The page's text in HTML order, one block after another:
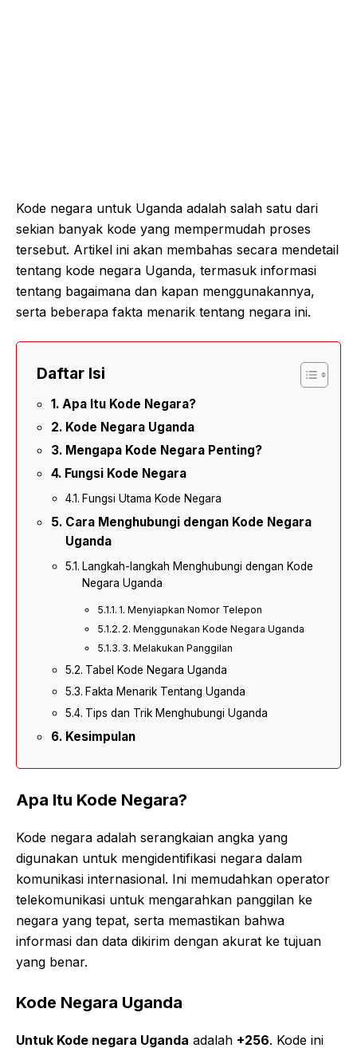
Kode negara untuk Uganda adalah salah satu dari
sekian banyak kode yang mempermudah proses
tersebut. Artikel ini akan membahas secara mendetail
tentang kode negara Uganda, termasuk informasi
tentang bagaimana dan kapan menggunakannya,
serta beberapa fakta menarik tentang negara ini.
Daftar Isi
Apa Itu Kode Negara?
Kode Negara Uganda
Mengapa Kode Negara Penting?
Fungsi Kode Negara
Fungsi Utama Kode Negara
Cara Menghubungi dengan Kode Negara
Uganda
Langkah-langkah Menghubungi dengan Kode
Negara Uganda
1. Menyiapkan Nomor Telepon
2. Menggunakan Kode Negara Uganda
3. Melakukan Panggilan
Tabel Kode Negara Uganda
Fakta Menarik Tentang Uganda
Tips dan Trik Menghubungi Uganda
Kesimpulan
Apa Itu Kode Negara?
Kode negara adalah serangkaian angka yang
digunakan untuk mengidentifikasi negara dalam
komunikasi internasional. Ini memudahkan operator
telekomunikasi untuk mengarahkan panggilan ke
negara yang tepat, serta memastikan bahwa
informasi dan data dikirim dengan akurat ke tujuan
yang benar.
Kode Negara Uganda
Untuk Kode negara Uganda adalah +256. Kode ini